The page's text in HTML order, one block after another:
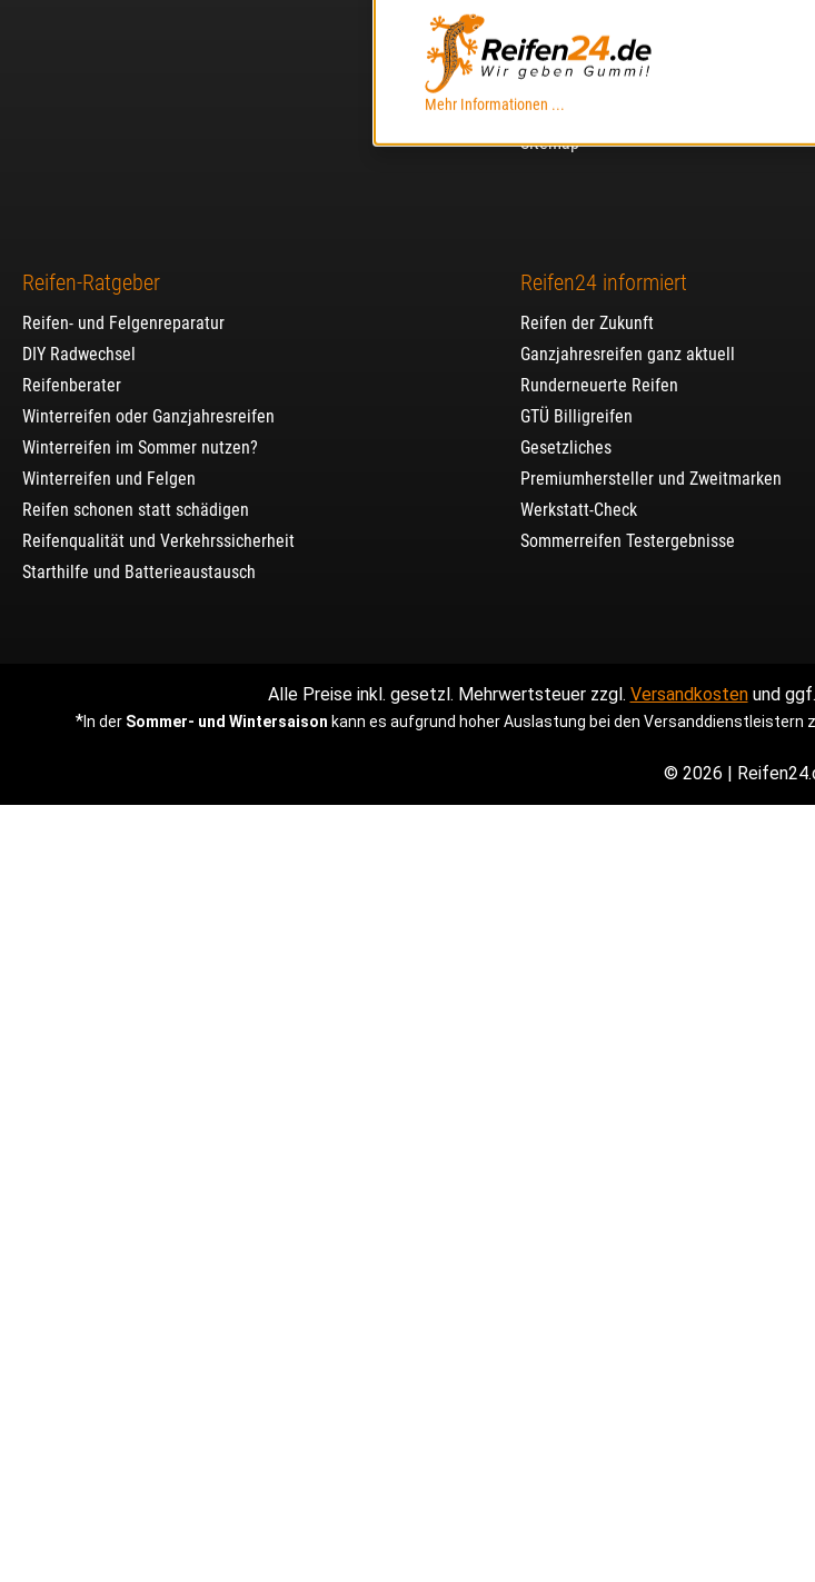
Kontakt
Widerruf
Privatsphäre und Datenschutz
Sitemap
Reifen-Ratgeber
Reifen- und Felgenreparatur
DIY Radwechsel
Reifenberater
Winterreifen oder Ganzjahresreifen
Winterreifen im Sommer nutzen?
Winterreifen und Felgen
Reifen schonen statt schädigen
Reifenqualität und Verkehrssicherheit
Starthilfe und Batterieaustausch
Reifen24 informiert
Reifen der Zukunft
Ganzjahresreifen ganz aktuell
Runderneuerte Reifen
GTÜ Billigreifen
Gesetzliches
Premiumhersteller und Zweitmarken
Werkstatt-Check
Sommerreifen Testergebnisse
Alle Preise inkl. gesetzl. Mehrwertsteuer zzgl. Versandkostenund ggf.
*In der Sommer- und Wintersaison kann es aufgrund hoher Auslastung bei den Versanddienstleistern
© 2026 |
Mehr Informationen ...